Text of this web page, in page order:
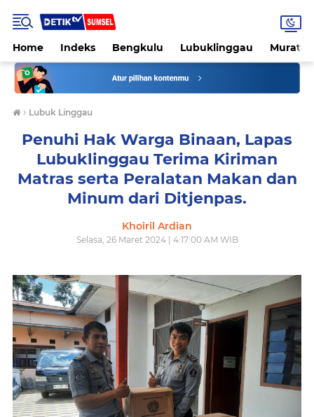
Home Indeks Bengkulu Lubuklinggau
› Lubuk Linggau
Penuhi Hak Warga Binaan, Lapas
Lubuklinggau Terima Kiriman
Matras serta Peralatan Makan dan
Minum dari Ditjenpas.
Khoiril Ardian
Selasa, 26 Maret 2024 | 4:17:00 AM WIB